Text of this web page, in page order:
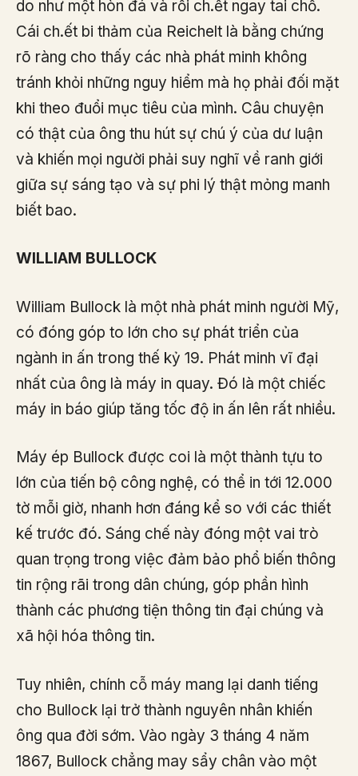
do như một hòn đá và rồi ch.ết ngay tai chỗ.
Cái ch.ết bi thảm của Reichelt là bằng chứng
rõ ràng cho thấy các nhà phát minh không
tránh khỏi những nguy hiểm mà họ phải đối mặt
khi theo đuổi mục tiêu của mình. Câu chuyện
có thật của ông thu hút sự chú ý của dư luận
và khiến mọi người phải suy nghĩ về ranh giới
giữa sự sáng tạo và sự phi lý thật mỏng manh
biết bao.
WILLIAM BULLOCK
William Bullock là một nhà phát minh người Mỹ,
có đóng góp to lớn cho sự phát triển của
ngành in ấn trong thế kỷ 19. Phát minh vĩ đại
nhất của ông là máy in quay. Đó là một chiếc
máy in báo giúp tăng tốc độ in ấn lên rất nhiều.
Máy ép Bullock được coi là một thành tựu to
lớn của tiến bộ công nghệ, có thể in tới 12.000
tờ mỗi giờ, nhanh hơn đáng kể so với các thiết
kế trước đó. Sáng chế này đóng một vai trò
quan trọng trong việc đảm bảo phổ biến thông
tin rộng rãi trong dân chúng, góp phần hình
thành các phương tiện thông tin đại chúng và
xã hội hóa thông tin.
Tuy nhiên, chính cỗ máy mang lại danh tiếng
cho Bullock lại trở thành nguyên nhân khiến
ông qua đời sớm. Vào ngày 3 tháng 4 năm
1867, Bullock chẳng may sẩy chân vào một